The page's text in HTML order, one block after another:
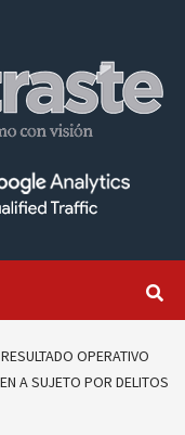
OPERATIVO
A SUJETO POR DELITOS